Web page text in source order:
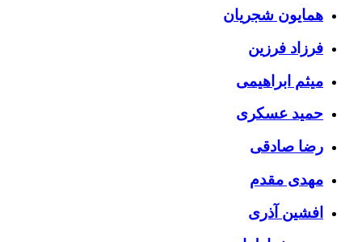
همایون شجریان
فرزاد فرزین
میثم ابراهیمی
حمید عسکری
رضا صادقی
مهدی مقدم
افشین آذری